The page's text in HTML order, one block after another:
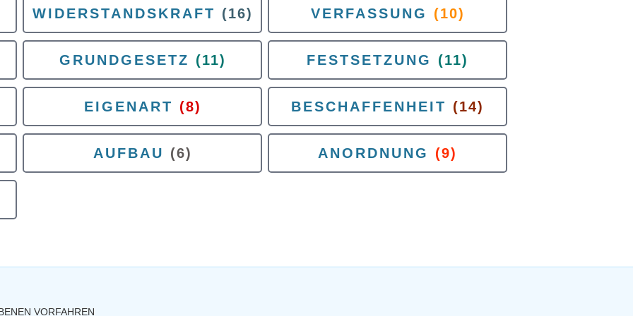
WIDERSTANDSKRAFT (16) VERFASSUNG (10)
GRUNDGESETZ (11) FESTSETZUNG (11)
EIGENART (8) BESCHAFFENHEIT (14)
AUFBAU (6) ANORDNUNG (9)
VORFAHREN